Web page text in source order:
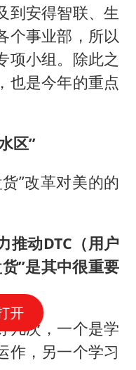
到安得智联、生
个事业部，所以
项小组。除此之
也是今年的重点
区”
”改革对美的的
推动DTC（用户
”是其中很重要
几次，一个是学
作，另一个学习
开